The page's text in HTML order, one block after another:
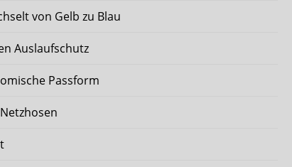
von Gelb zu Blau
Auslaufschutz
Passform